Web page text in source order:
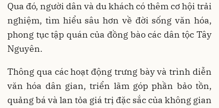
Qua đó, người dân và du khách có thêm cơ hội trải
nghiệm, tìm hiểu sâu hơn về đời sống văn hóa,
phong tục tập quán của đồng bào các dân tộc Tây
Nguyên.
Thông qua các hoạt động trưng bày và trình diễn
văn hóa dân gian, triển lãm góp phần bảo tồn,
quảng bá và lan tỏa giá trị đặc sắc của không gian